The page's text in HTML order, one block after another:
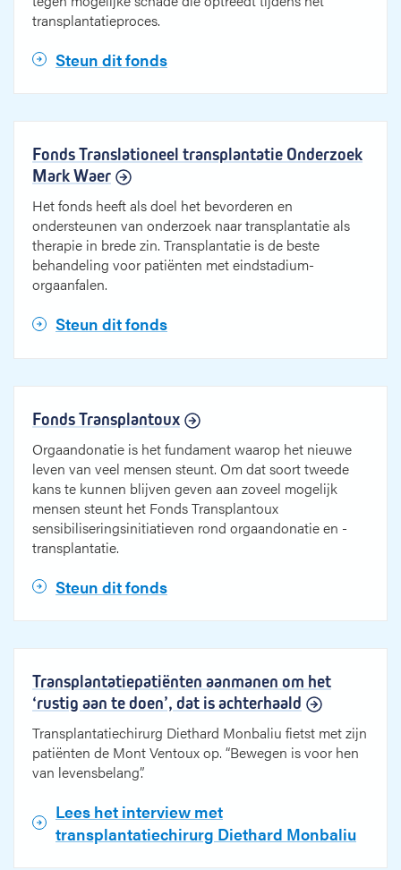
transplantatieproces.
Steun dit fonds
Fonds Translationeel transplantatie Onderzoek
Mark Waer
Het fonds heeft als doel het bevorderen en
ondersteunen van onderzoek naar transplantatie als
therapie in brede zin. Transplantatie is de beste
behandeling voor patiënten met eindstadium-
orgaanfalen.
Steun dit fonds
Fonds Transplantoux
Orgaandonatie is het fundament waarop het nieuwe
leven van veel mensen steunt. Om dat soort tweede
kans te kunnen blijven geven aan zoveel mogelijk
mensen steunt het Fonds Transplantoux
sensibiliseringsinitiatieven rond orgaandonatie en -
transplantatie.
Steun dit fonds
Transplantatiepatiënten aanmanen om het
‘rustig aan te doen’, dat is achterhaald
Transplantatiechirurg Diethard Monbaliu fietst met zijn
patiënten de Mont Ventoux op. “Bewegen is voor hen
van levensbelang”.
Lees het interview met
transplantatiechirurg Diethard Monbaliu